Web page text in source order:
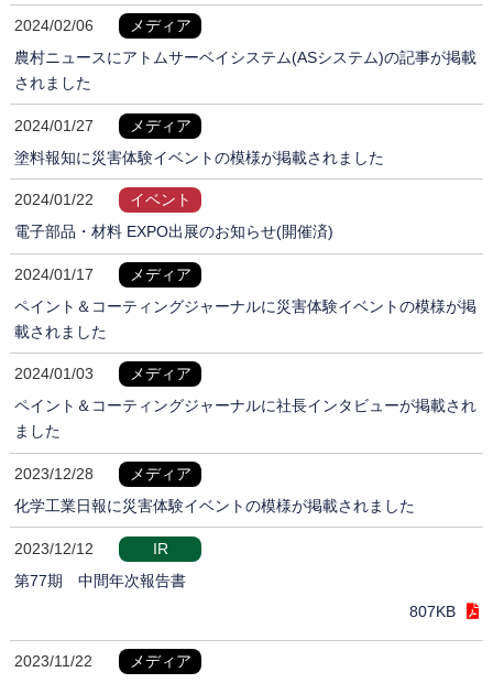
2024/02/06
メディア
農村ニュースにアトムサーベイシステム(ASシステム)の記事が掲載
されました
2024/01/27
メディア
塗料報知に災害体験イベントの模様が掲載されました
2024/01/22
イベント
電子部品・材料 EXPO出展のお知らせ(開催済)
2024/01/17
メディア
ペイント＆コーティングジャーナルに災害体験イベントの模様が掲
載されました
2024/01/03
メディア
ペイント＆コーティングジャーナルに社長インタビューが掲載され
ました
2023/12/28
メディア
化学工業日報に災害体験イベントの模様が掲載されました
2023/12/12
IR
第77期 中間年次報告書
807KB
2023/11/22
メディア